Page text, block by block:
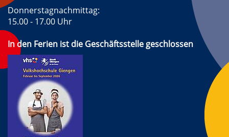
Donnerstagnachmittag:
15.00 - 17.00 Uhr
In den Ferien ist die Geschäftsstelle geschlossen